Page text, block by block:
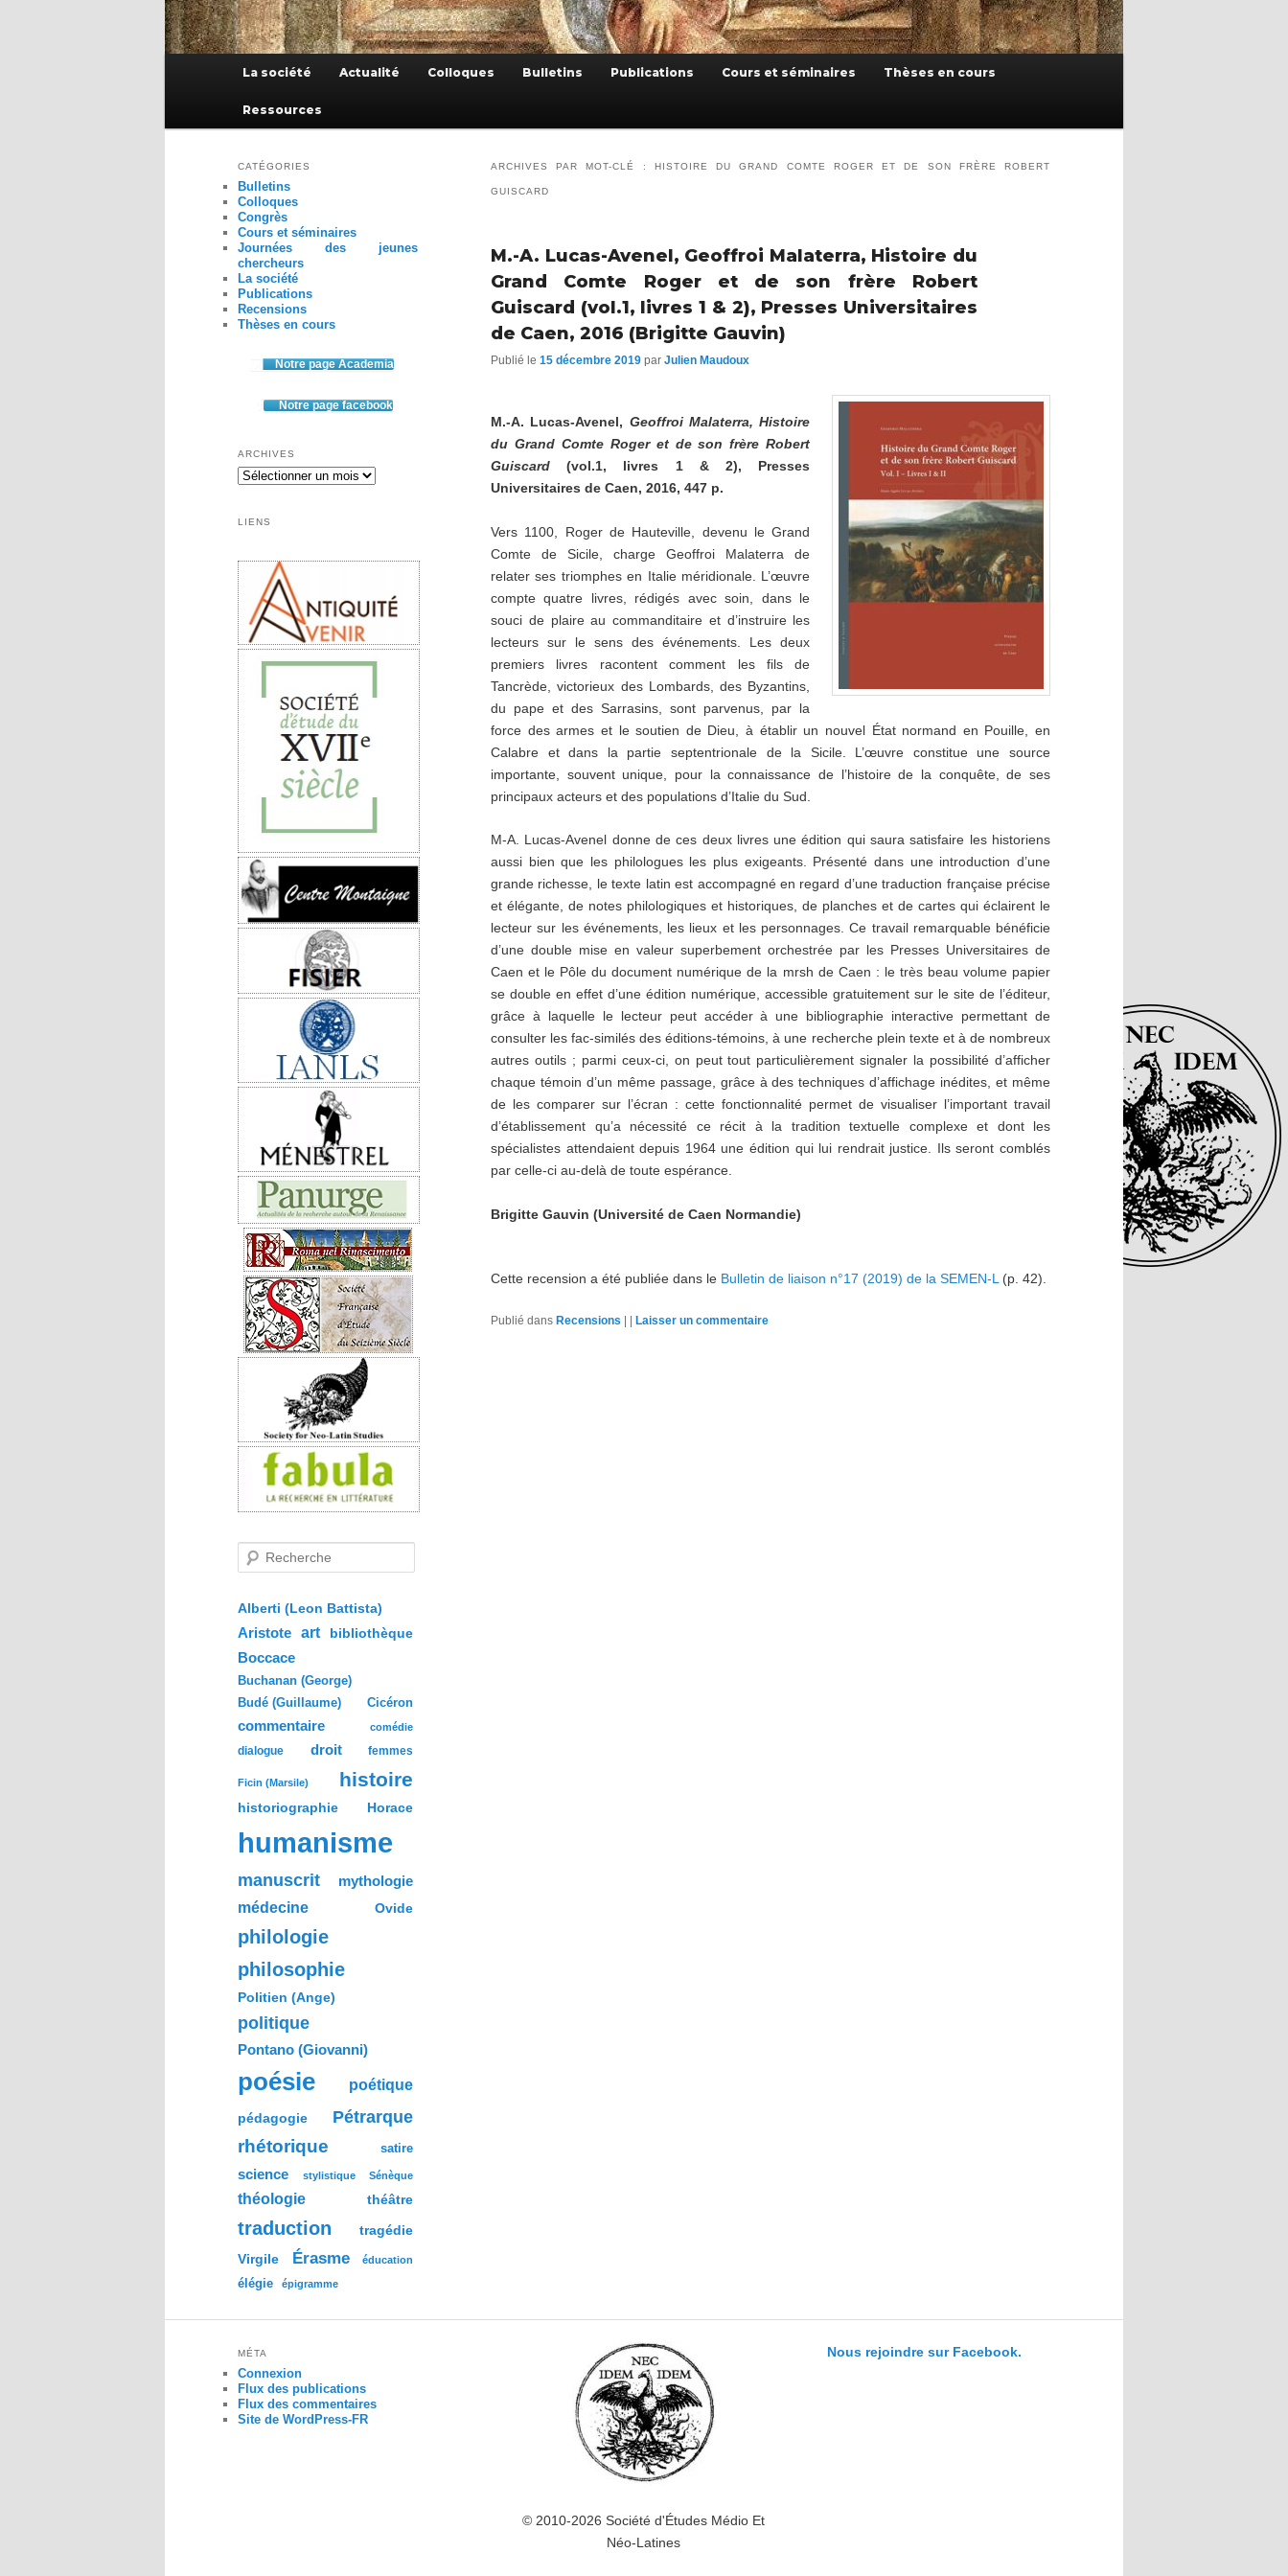
La société Actualité Colloques Bulletins Publications Cours et séminaires Thèses en cours
Ressources
ARCHIVES PAR MOT-CLÉ : HISTOIRE DU GRAND COMTE ROGER ET DE SON FRÈRE ROBERT
GUISCARD
M.-A. Lucas-Avenel, Geoffroi Malaterra, Histoire du
Grand Comte Roger et de son frère Robert
Guiscard (vol.1, livres 1 & 2), Presses Universitaires
de Caen, 2016 (Brigitte Gauvin)
Publié le 15 décembre 2019 par Julien Maudoux
M.-A. Lucas-Avenel, Geoffroi Malaterra, Histoire
du Grand Comte Roger et de son frère Robert
Guiscard(vol.1, livres 1 & 2), Presses
Universitaires de Caen, 2016, 447 p.
Vers 1100, Roger de Hauteville, devenu le Grand
Comte de Sicile, charge Geoffroi Malaterra de
relater ses triomphes en Italie méridionale. L’œuvre
compte quatre livres, rédigés avec soin, dans le
souci de plaire au commanditaire et d’instruire les
lecteurs sur le sens des événements. Les deux
premiers livres racontent comment les fils de
Tancrède, victorieux des Lombards, des Byzantins,
du pape et des Sarrasins, sont parvenus, par la
force des armes et le soutien de Dieu, à établir un nouvel État normand en Pouille, en
Calabre et dans la partie septentrionale de la Sicile. L’œuvre constitue une source
importante, souvent unique, pour la connaissance de l’histoire de la conquête, de ses
principaux acteurs et des populations d’Italie du Sud.
M-A. Lucas-Avenel donne de ces deux livres une édition qui saura satisfaire les historiens
aussi bien que les philologues les plus exigeants. Présenté dans une introduction d’une
grande richesse, le texte latin est accompagné en regard d’une traduction française précise
et élégante, de notes philologiques et historiques, de planches et de cartes qui éclairent le
lecteur sur les événements, les lieux et les personnages. Ce travail remarquable bénéficie
d’une double mise en valeur superbement orchestrée par les Presses Universitaires de
Caen et le Pôle du document numérique de la mrsh de Caen : le très beau volume papier
se double en effet d’une édition numérique, accessible gratuitement sur le site de l’éditeur,
grâce à laquelle le lecteur peut accéder à une bibliographie interactive permettant de
consulter les fac-similés des éditions-témoins, à une recherche plein texte et à de nombreux
autres outils ; parmi ceux-ci, on peut tout particulièrement signaler la possibilité d’afficher
chaque témoin d’un même passage, grâce à des techniques d’affichage inédites, et même
de les comparer sur l’écran : cette fonctionnalité permet de visualiser l’important travail
d’établissement qu’a nécessité ce récit à la tradition textuelle complexe et dont les
spécialistes attendaient depuis 1964 une édition qui lui rendrait justice. Ils seront comblés
par celle-ci au-delà de toute espérance.
Brigitte Gauvin (Université de Caen Normandie)
Cette recension a été publiée dans le Bulletin de liaison n°17 (2019) de la SEMEN-L (p. 42).
Publié dans Recensions | | Laisser un commentaire
CATÉGORIES
Bulletins
Colloques
Congrès
Cours et séminaires
Journées des jeunes
chercheurs
La société
Publications
Recensions
Thèses en cours
Notre page Academia
Notre page facebook
ARCHIVES
Archives
LIENS
c
e
c
e
Alberti (Leon Battista)
Aristote art bibliothèque
Boccace
Buchanan (George)
Budé (Guillaume) Cicéron
commentaire comédie
dialogue droit femmes
Ficin (Marsile) histoire
historiographie Horace
humanisme
manuscrit
mythologie
médecine
Ovide
philologie
philosophie
Politien (Ange)
politique
Pontano (Giovanni)
poésie poétique
pédagogie Pétrarque
rhétorique satire
science stylistique Sénèque
théologie théâtre
traduction
tragédie
Virgile
Érasme éducation
élégie épigramme
MÉTA
Connexion
Flux des publications
Flux des commentaires
Site de WordPress-FR
© 2010-2026 Société d'Études Médio Et
Néo-Latines
Nous rejoindre sur Facebook.